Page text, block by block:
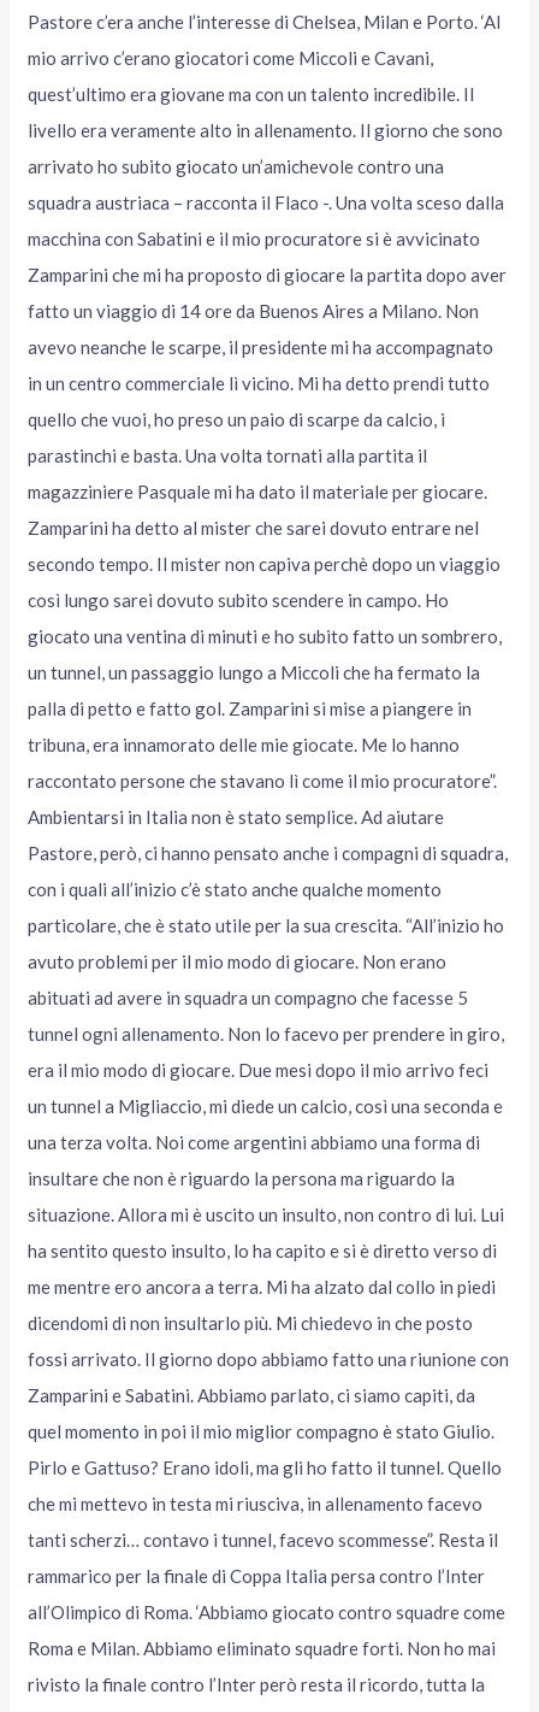
Pastore c’era anche l’interesse di Chelsea, Milan e Porto. ‘Al
mio arrivo c’erano giocatori come Miccoli e Cavani,
quest’ultimo era giovane ma con un talento incredibile. Il
livello era veramente alto in allenamento. Il giorno che sono
arrivato ho subito giocato un’amichevole contro una
squadra austriaca – racconta il Flaco -. Una volta sceso dalla
macchina con Sabatini e il mio procuratore si è avvicinato
Zamparini che mi ha proposto di giocare la partita dopo aver
fatto un viaggio di 14 ore da Buenos Aires a Milano. Non
avevo neanche le scarpe, il presidente mi ha accompagnato
in un centro commerciale lì vicino. Mi ha detto prendi tutto
quello che vuoi, ho preso un paio di scarpe da calcio, i
parastinchi e basta. Una volta tornati alla partita il
magazziniere Pasquale mi ha dato il materiale per giocare.
Zamparini ha detto al mister che sarei dovuto entrare nel
secondo tempo. Il mister non capiva perchè dopo un viaggio
così lungo sarei dovuto subito scendere in campo. Ho
giocato una ventina di minuti e ho subito fatto un sombrero,
un tunnel, un passaggio lungo a Miccoli che ha fermato la
palla di petto e fatto gol. Zamparini si mise a piangere in
tribuna, era innamorato delle mie giocate. Me lo hanno
raccontato persone che stavano lì come il mio procuratore”.
Ambientarsi in Italia non è stato semplice. Ad aiutare
Pastore, però, ci hanno pensato anche i compagni di squadra,
con i quali all’inizio c’è stato anche qualche momento
particolare, che è stato utile per la sua crescita. “All’inizio ho
avuto problemi per il mio modo di giocare. Non erano
abituati ad avere in squadra un compagno che facesse 5
tunnel ogni allenamento. Non lo facevo per prendere in giro,
era il mio modo di giocare. Due mesi dopo il mio arrivo feci
un tunnel a Migliaccio, mi diede un calcio, così una seconda e
una terza volta. Noi come argentini abbiamo una forma di
insultare che non è riguardo la persona ma riguardo la
situazione. Allora mi è uscito un insulto, non contro di lui. Lui
ha sentito questo insulto, lo ha capito e si è diretto verso di
me mentre ero ancora a terra. Mi ha alzato dal collo in piedi
dicendomi di non insultarlo più. Mi chiedevo in che posto
fossi arrivato. Il giorno dopo abbiamo fatto una riunione con
Zamparini e Sabatini. Abbiamo parlato, ci siamo capiti, da
quel momento in poi il mio miglior compagno è stato Giulio.
Pirlo e Gattuso? Erano idoli, ma gli ho fatto il tunnel. Quello
che mi mettevo in testa mi riusciva, in allenamento facevo
tanti scherzi… contavo i tunnel, facevo scommesse”. Resta il
rammarico per la finale di Coppa Italia persa contro l’Inter
all’Olimpico di Roma. ‘Abbiamo giocato contro squadre come
Roma e Milan. Abbiamo eliminato squadre forti. Non ho mai
rivisto la finale contro l’Inter però resta il ricordo, tutta la